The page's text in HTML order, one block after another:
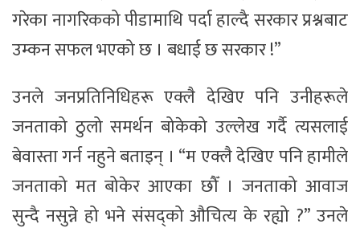
गरेका नागरिकको पीडामाथि पर्दा हाल्दै सरकार प्रश्नबाट
उम्कन सफल भएको छ । बधाई छ सरकार !”
उनले जनप्रतिनिधिहरू एक्लै देखिए पनि उनीहरूले
जनताको ठुलो समर्थन बोकेको उल्लेख गर्दै त्यसलाई
बेवास्ता गर्न नहुने बताइन् । “म एक्लै देखिए पनि हामीले
जनताको मत बोकेर आएका छौँ । जनताको आवाज
सुन्दै नसुन्ने हो भने संसद्को औचित्य के रह्यो ?” उनले